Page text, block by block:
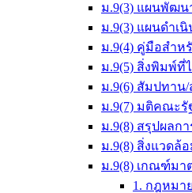
ม.9(3) แผนพัฒน
ม.9(3) แผนดำเ
ม.9(4) คู่มือสำห
ม.9(5) สิ่งพิมพ์ที่
ม.9(6) สัมปทา
ม.9(7) มติคณะรั
ม.9(8) สรุปผลก
ม.9(8) สิ่งแวดล้
ม.9(8) เกณฑ์มา
1. กฎหมา